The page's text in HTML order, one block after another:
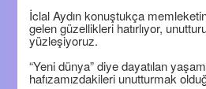
İclal Aydın konuştukça
gelen güzellikleri hatırlıyor,
yüzleşiyoruz.
“Yeni dünya” diye dayatılan
hafızamızdakileri unutturmak